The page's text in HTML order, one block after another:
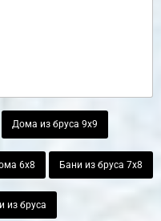
Дома из бруса 9х9
6х8 Бани из бруса 7х8
из бруса